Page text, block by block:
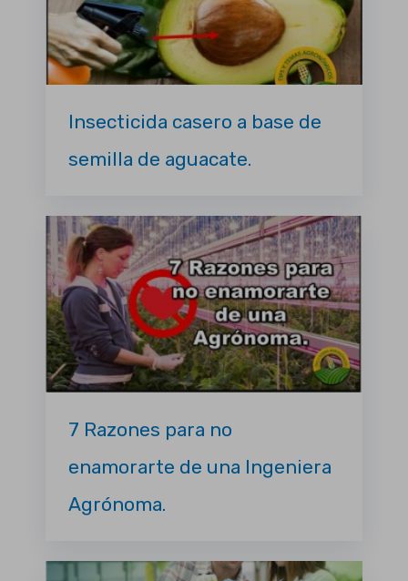
Insecticida casero a base de
semilla de aguacate.
7 Razones para no
enamorarte de una Ingeniera
Agrónoma.